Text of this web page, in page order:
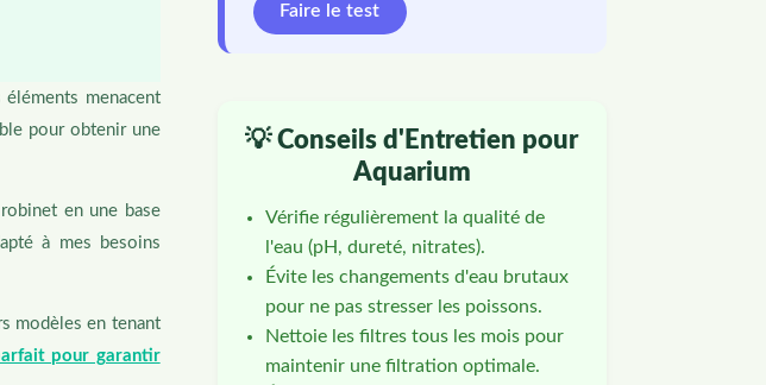
menacent
pour obtenir une
en une base
à mes besoins
modèles en tenant
pour garantir
Faire le test
💡 Conseils d'Entretien pour
Aquarium
Vérifie régulièrement la qualité de
l'eau (pH, dureté, nitrates).
Évite les changements d'eau brutaux
pour ne pas stresser les poissons.
Nettoie les filtres tous les mois pour
maintenir une filtration optimale.